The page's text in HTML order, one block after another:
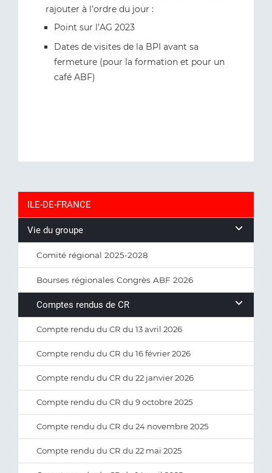
rajouter à l’ordre du jour :
Point sur l’AG 2023
Dates de visites de la BPI avant sa
fermeture (pour la formation et pour un
café ABF)
ILE-DE-FRANCE
Vie du groupe
Comité régional 2025-2028
Bourses régionales Congrès ABF 2026
Comptes rendus de CR
Compte rendu du CR du 13 avril 2026
Compte rendu du CR du 16 février 2026
Compte rendu du CR du 22 janvier 2026
Compte rendu du CR du 9 octobre 2025
Compte rendu du CR du 24 novembre 2025
Compte rendu du CR du 22 mai 2025